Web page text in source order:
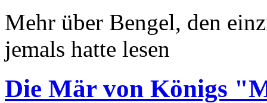
Mehr über Bengel, den
jemals hatte lesen
Die Mär von Königs